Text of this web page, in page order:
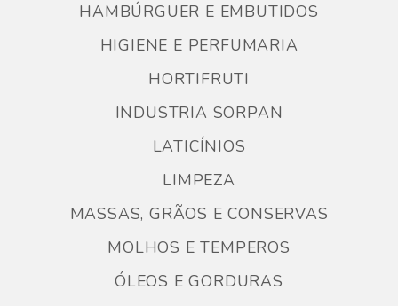
HAMBÚRGUER E EMBUTIDOS
HIGIENE E PERFUMARIA
HORTIFRUTI
INDUSTRIA SORPAN
LATICÍNIOS
LIMPEZA
MASSAS, GRÃOS E CONSERVAS
MOLHOS E TEMPEROS
ÓLEOS E GORDURAS